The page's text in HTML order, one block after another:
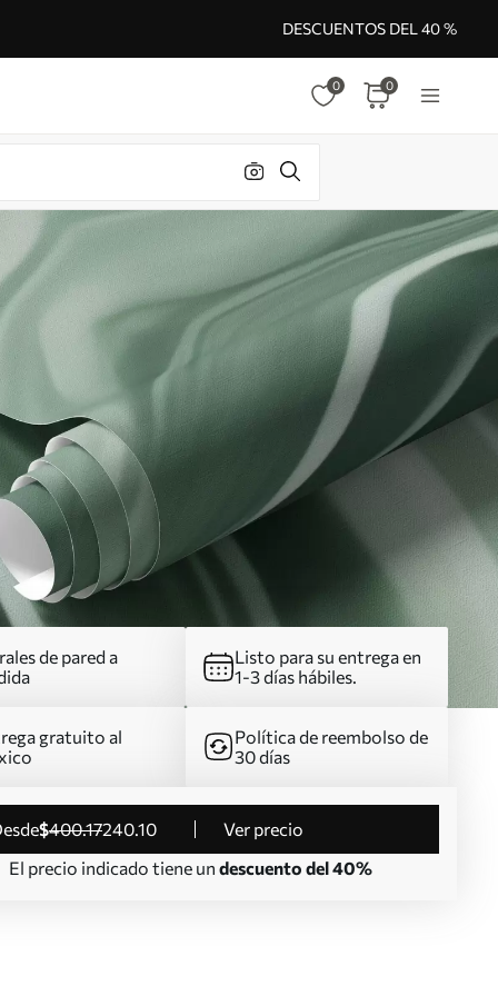
DESCUENTOS DEL 40 %
0 0
de pared a
Listo para su entrega en
1-3 días hábiles.
gratuito al
Política de reembolso de
30 días
desde$400.17240.10
Ver precio
El precio indicado tiene un descuento del 40%